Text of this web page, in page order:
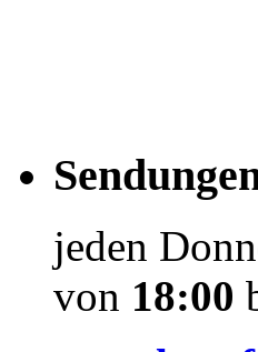
jeden
von 18:00